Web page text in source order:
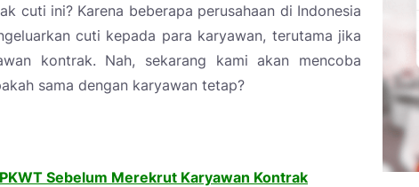
cuti ini? Karena beberapa perusahaan di Indonesia
cuti kepada para karyawan, terutama jika
kontrak. Nah, sekarang kami akan mencoba
sama dengan karyawan tetap?
Sebelum Merekrut Karyawan Kontrak